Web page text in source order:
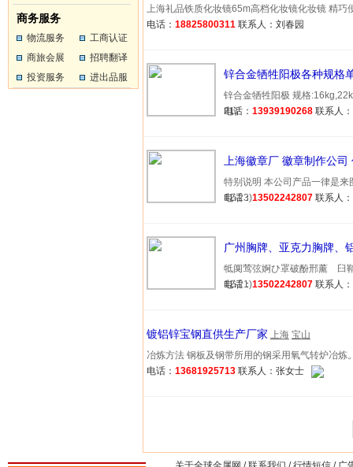
商务服务
物流服务
工商认证
商旅会展
招聘翻译
投资服务
进出品服
上海礼品铁质化妆镜65m高档化妆镜化妆镜 精
电话： 18825800311 联系人：刘春园
锌合金牺牲阳极各种规格
锌合金牺牲阳极 规格
21)
电话： 13939190268 联系人
上海徽章厂 徽章制作公
特别说明 本公司产品一律是
12-23)
电话：13502242807 联系人
广州胸牌、亚克力胸牌、
牴阒莺弦婀ひ罩破酚邢薰
12-21)
电话：13502242807 联系人
镀铝锌宝钢直供生产厂家 上海 宝山
冶炼方法 钢板及钢带所用的钢采用氧气转炉冶
电话： 13681925713 联系人：张女士